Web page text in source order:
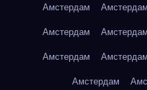
Амстердам
Амстердам
Амстердам
Амстердам
Амстердам
Амстердам
Амстердам